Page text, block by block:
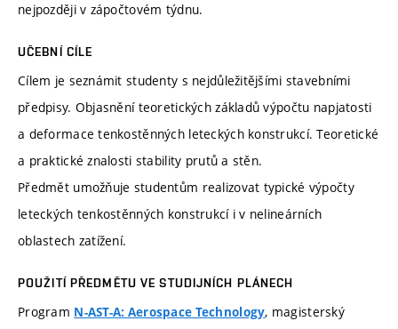
nejpozději v zápočtovém týdnu.
UČEBNÍ CÍLE
Cílem je seznámit studenty s nejdůležitějšími stavebními
předpisy. Objasnění teoretických základů výpočtu napjatosti
a deformace tenkostěnných leteckých konstrukcí. Teoretické
a praktické znalosti stability prutů a stěn.
Předmět umožňuje studentům realizovat typické výpočty
leteckých tenkostěnných konstrukcí i v nelineárních
oblastech zatížení.
POUŽITÍ PŘEDMĚTU VE STUDIJNÍCH PLÁNECH
Program N-AST-A: Aerospace Technology, magisterský